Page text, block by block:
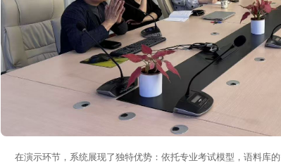
在演示环节，系统展现了独特优势：依托专业考试模型，语料库